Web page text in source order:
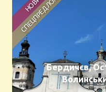
Бердичєв,